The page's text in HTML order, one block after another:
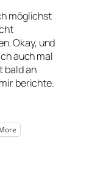
möglichst
Okay, und
auch mal
bald an
berichte.